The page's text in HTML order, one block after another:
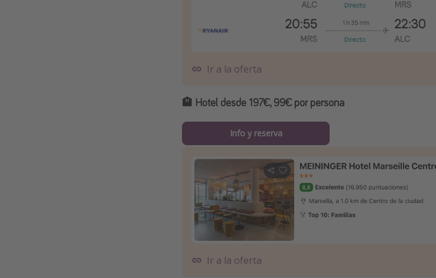
Ir a la oferta
🏨 Hotel desde 197€, 99€ por persona
Info y reserva
Ir a la oferta